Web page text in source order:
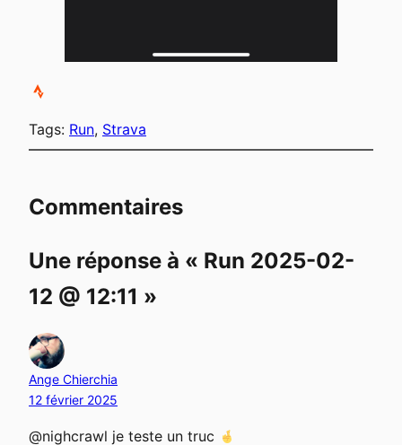
Tags: Run, Strava
Commentaires
Une réponse à « Run 2025-02-
12 @ 12:11 »
Ange Chierchia
12 février 2025
@nighcrawl je teste un truc